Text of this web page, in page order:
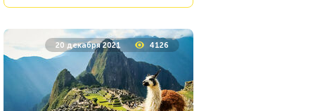
20 декабря 2021 4126